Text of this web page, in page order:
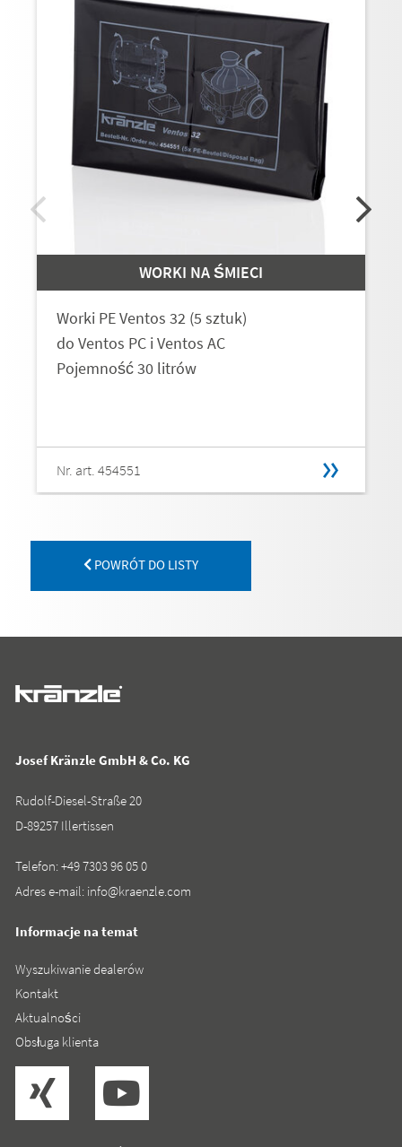
WORKI NA ŚMIECI
Worki PE Ventos 32 (5 sztuk)
do Ventos PC i Ventos AC
Pojemność 30 litrów
Nr. art. 454551
POWRÓT DO LISTY
Josef Kränzle GmbH & Co. KG
Rudolf-Diesel-Straße 20
D-89257 Illertissen
Telefon:+49 7303 96 05 0
Adres e-mail: info@kraenzle.com
Informacje na temat
Wyszukiwanie dealerów
Kontakt
Aktualności
Obsługa klienta